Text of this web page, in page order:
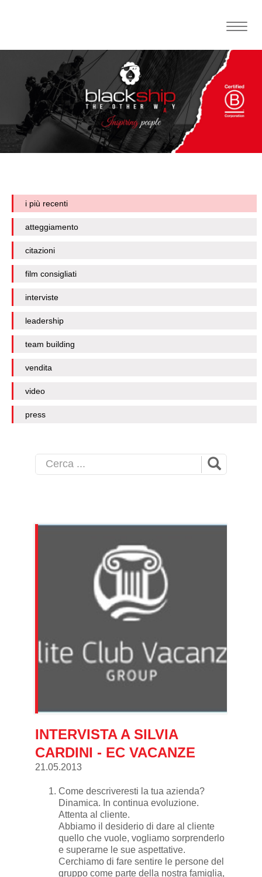
Toggle
i più recenti
atteggiamento
citazioni
film consigliati
interviste
leadership
team building
vendita
video
press
INTERVISTA A SILVIA
CARDINI - EC VACANZE
21.05.2013
Come descriveresti la tua azienda?
Dinamica. In continua evoluzione.
Attenta al cliente.
Abbiamo il desiderio di dare al cliente
quello che vuole, vogliamo sorprenderlo
e superarne le sue aspettative.
Cerchiamo di fare sentire le persone del
gruppo come parte della nostra famiglia,